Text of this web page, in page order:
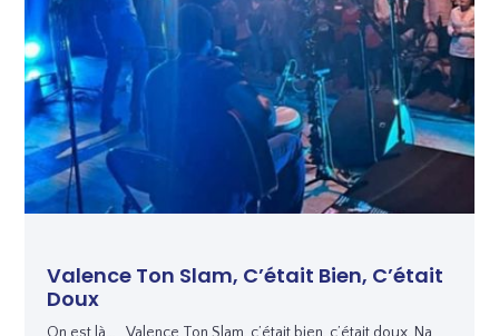
Valence Ton Slam, C’était Bien, C’était
Doux